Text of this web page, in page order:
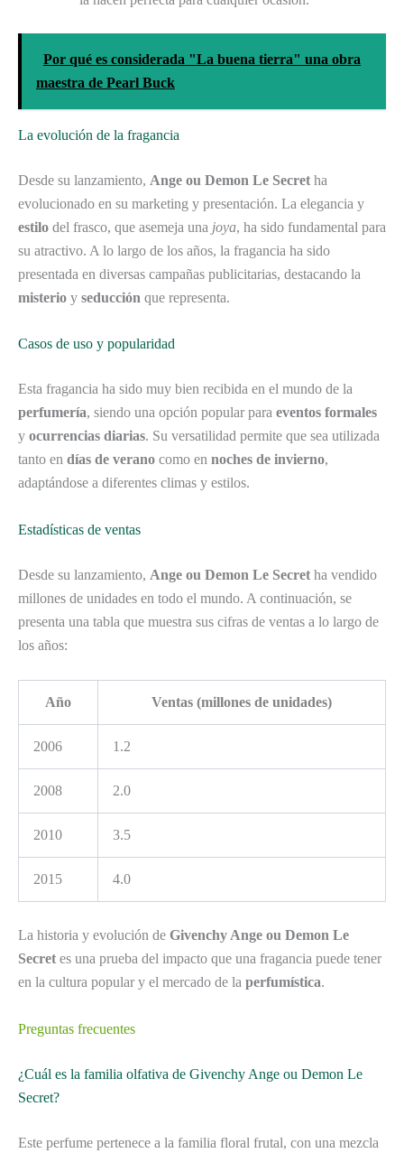
Por qué es considerada "La buena tierra" una obra
maestra de Pearl Buck
La evolución de la fragancia
Desde su lanzamiento, Ange ou Demon Le Secret ha
evolucionado en su marketing y presentación. La elegancia y
estilo del frasco, que asemeja una joya, ha sido fundamental para
su atractivo. A lo largo de los años, la fragancia ha sido
presentada en diversas campañas publicitarias, destacando la
misterio y seducción que representa.
Casos de uso y popularidad
Esta fragancia ha sido muy bien recibida en el mundo de la
perfumería, siendo una opción popular para eventos formales
y ocurrencias diarias. Su versatilidad permite que sea utilizada
tanto en días de verano como en noches de invierno,
adaptándose a diferentes climas y estilos.
Estadísticas de ventas
Desde su lanzamiento, Ange ou Demon Le Secret ha vendido
millones de unidades en todo el mundo. A continuación, se
presenta una tabla que muestra sus cifras de ventas a lo largo de
los años:
Año Ventas (millones de unidades)
2006 1.2
2008 2.0
2010 3.5
2015 4.0
La historia y evolución de Givenchy Ange ou Demon Le
Secret es una prueba del impacto que una fragancia puede tener
en la cultura popular y el mercado de la perfumística.
Preguntas frecuentes
¿Cuál es la familia olfativa de Givenchy Ange ou Demon Le
Secret?
Este perfume pertenece a la familia floral frutal, con una mezcla